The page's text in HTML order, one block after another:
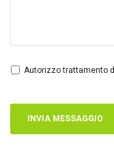
Autorizzo trattamento
INVIA MESSAGGIO